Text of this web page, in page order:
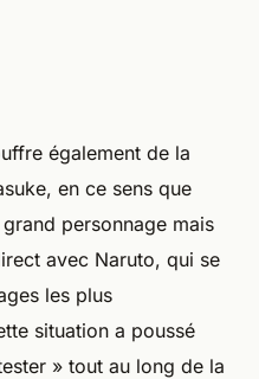
également de la
en ce sens que
personnage mais
avec Naruto, qui se
les plus
situation a poussé
» tout au long de la